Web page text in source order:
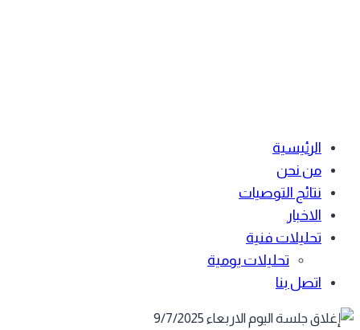
الرئيسية
من نحن
نتائج التوصيات
الاخبار
تحليلات فنية
تحليلات يومية
اتصل بنا